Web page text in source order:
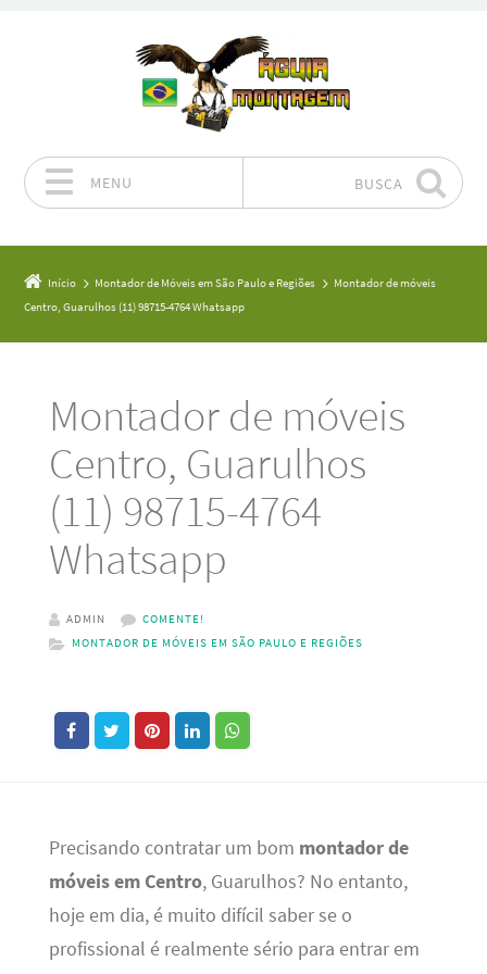
MENU BUSCA
Início Montador de Móveis em São Paulo e Regiões
Montador de móveis
Centro, Guarulhos (11) 98715-4764 Whatsapp
Montador de móveis
Centro, Guarulhos
(11) 98715-4764
Whatsapp
ADMIN
COMENTE!
MONTADOR DE MÓVEIS EM SÃO PAULO E REGIÕES
Precisando contratar um bom montador de
móveis em Centro, Guarulhos? No entanto,
hoje em dia, é muito difícil saber se o
profissional é realmente sério para entrar em